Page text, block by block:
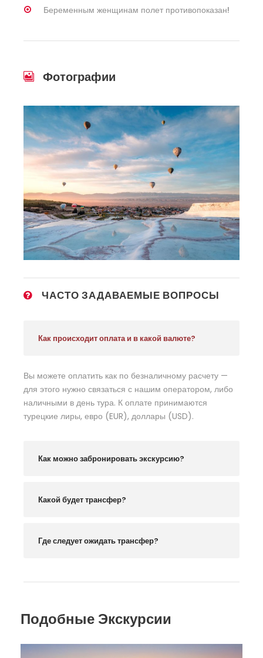
Беременным женщинам полет противопоказан!
Фотографии
ЧАСТО ЗАДАВАЕМЫЕ ВОПРОСЫ
Как происходит оплата и в какой валюте?
Вы можете оплатить как по безналичному расчету —
для этого нужно связаться с нашим оператором, либо
наличными в день тура. К оплате принимаются
турецкие лиры, евро (EUR), доллары (USD).
Как можно забронировать экскурсию?
Какой будет трансфер?
Где следует ожидать трансфер?
Подобные Экскурсии